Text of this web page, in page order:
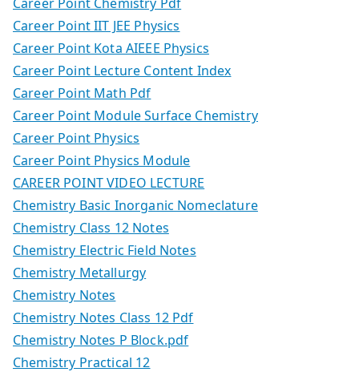
Career Point IIT JEE Physics
Career Point Kota AIEEE Physics
Career Point Lecture Content Index
Career Point Math Pdf
Career Point Module Surface Chemistry
Career Point Physics
Career Point Physics Module
CAREER POINT VIDEO LECTURE
Chemistry Basic Inorganic Nomeclature
Chemistry Class 12 Notes
Chemistry Electric Field Notes
Chemistry Metallurgy
Chemistry Notes
Chemistry Notes Class 12 Pdf
Chemistry Notes P Block.pdf
Chemistry Practical 12